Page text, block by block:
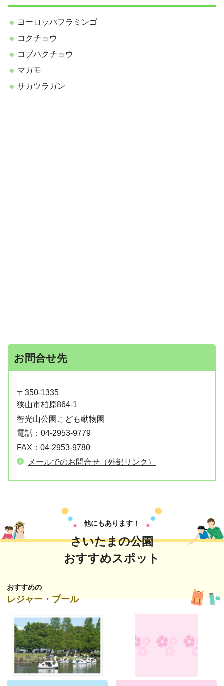
ヨーロッパフラミンゴ
コクチョウ
コブハクチョウ
マガモ
サカツラガン
お問合せ先
〒350-1335
狭山市柏原864-1
智光山公園こども動物園
電話： 04-2953-9779
FAX： 04-2953-9780
メールでのお問合せ（外部リンク）
他にもあります！
さいたまの公園
おすすめスポット
おすすめの
レジャー・プール